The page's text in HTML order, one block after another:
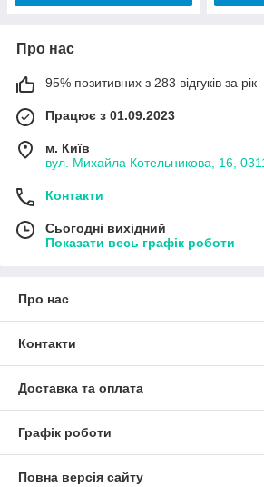
Про нас
95% позитивних з 283 відгуків за рік
Працює з 01.09.2023
м. Київ
вул. Михайла Котельникова, 16,
Контакти
Сьогодні вихідний
Показати весь графік роботи
Про нас
Контакти
Доставка та оплата
Графік роботи
Повна версія сайту